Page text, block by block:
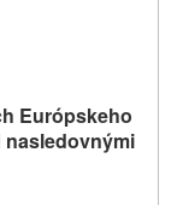
Európskeho
nasledovnými